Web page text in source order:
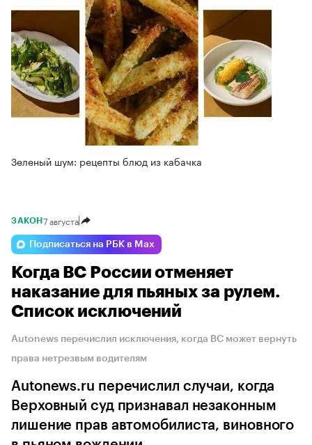
Зеленый шум: рецепты блюд из кабачка
ЗАКОН 7 августа
Подписаться на РБК в Max
Когда ВС России отменяет
наказание для пьяных за рулем.
Список исключений
Autonews перечислил исключения, когда ВС может вернуть
права нетрезвым водителям
Autonews.ru перечислил случаи, когда
Верховный суд признавал незаконным
лишение прав автомобилиста, виновного